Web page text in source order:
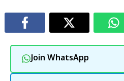
Join WhatsApp